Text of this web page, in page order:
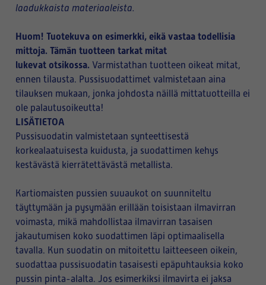
laadukkaista materiaaleista.
Huom! Tuotekuva on esimerkki, eikä vastaa todellisia
mittoja. Tämän tuotteen tarkat mitat
lukevat otsikossa. Varmistathan tuotteen oikeat mitat,
ennen tilausta. Pussisuodattimet valmistetaan aina
tilauksen mukaan, jonka johdosta näillä mittatuotteilla ei
ole palautusoikeutta!
LISÄTIETOA
Pussisuodatin valmistetaan synteettisestä
korkealaatuisesta kuidusta, ja suodattimen kehys
kestävästä kierrätettävästä metallista.
Kartiomaisten pussien suuaukot on suunniteltu
täyttymään ja pysymään erillään toisistaan ilmavirran
voimasta, mikä mahdollistaa ilmavirran tasaisen
jakautumisen koko suodattimen läpi optimaalisella
tavalla. Kun suodatin on mitoitettu laitteeseen oikein,
suodattaa pussisuodatin tasaisesti epäpuhtauksia koko
pussin pinta-alalta. Jos esimerkiksi ilmavirta ei jaksa